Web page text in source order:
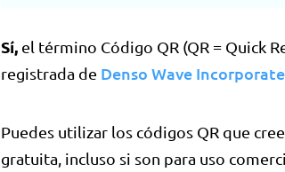
Sí, el término Código QR (QR = Quick
registrada de Denso Wave
Puedes utilizar los códigos QR que
gratuita, incluso si son para uso